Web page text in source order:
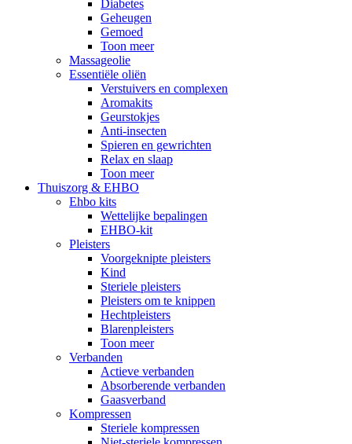
Diabetes
Geheugen
Gemoed
Toon meer
Massageolie
Essentiële oliën
Verstuivers en complexen
Aromakits
Geurstokjes
Anti-insecten
Spieren en gewrichten
Relax en slaap
Toon meer
Thuiszorg & EHBO
Ehbo kits
Wettelijke bepalingen
EHBO-kit
Pleisters
Voorgeknipte pleisters
Kind
Steriele pleisters
Pleisters om te knippen
Hechtpleisters
Blarenpleisters
Toon meer
Verbanden
Actieve verbanden
Absorberende verbanden
Gaasverband
Kompressen
Steriele kompressen